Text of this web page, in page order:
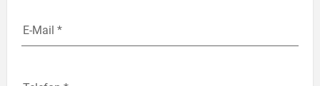
E-Mail *
E-Mail *
Telefon *